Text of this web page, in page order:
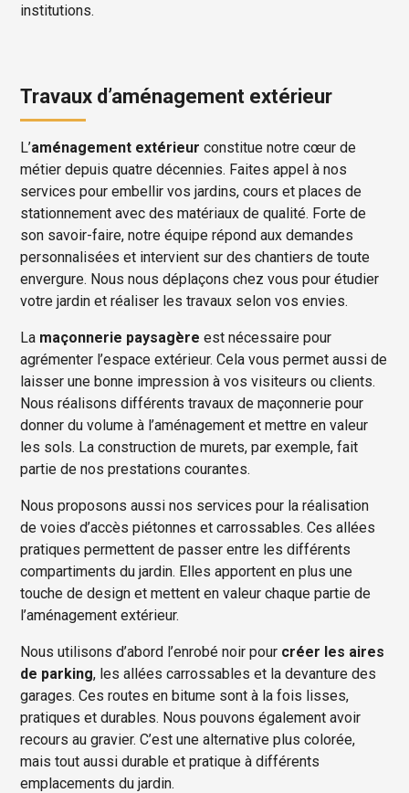
institutions.
Travaux d’aménagement extérieur
L’aménagement extérieur constitue notre cœur de
métier depuis quatre décennies. Faites appel à nos
services pour embellir vos jardins, cours et places de
stationnement avec des matériaux de qualité. Forte de
son savoir-faire, notre équipe répond aux demandes
personnalisées et intervient sur des chantiers de toute
envergure. Nous nous déplaçons chez vous pour étudier
votre jardin et réaliser les travaux selon vos envies.
La maçonnerie paysagère est nécessaire pour
agrémenter l’espace extérieur. Cela vous permet aussi de
laisser une bonne impression à vos visiteurs ou clients.
Nous réalisons différents travaux de maçonnerie pour
donner du volume à l’aménagement et mettre en valeur
les sols. La construction de murets, par exemple, fait
partie de nos prestations courantes.
Nous proposons aussi nos services pour la réalisation
de voies d’accès piétonnes et carrossables. Ces allées
pratiques permettent de passer entre les différents
compartiments du jardin. Elles apportent en plus une
touche de design et mettent en valeur chaque partie de
l’aménagement extérieur.
Nous utilisons d’abord l’enrobé noir pour créer les aires
de parking, les allées carrossables et la devanture des
garages. Ces routes en bitume sont à la fois lisses,
pratiques et durables. Nous pouvons également avoir
recours au gravier. C’est une alternative plus colorée,
mais tout aussi durable et pratique à différents
emplacements du jardin.